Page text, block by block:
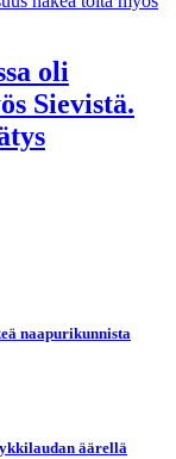
oli
Sievistä.
naapurikunnista
äärellä